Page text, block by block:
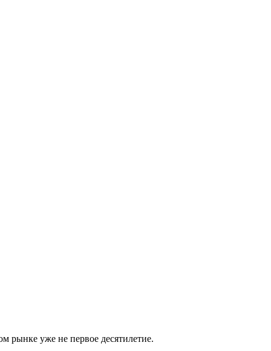
рынке уже не первое десятилетие.